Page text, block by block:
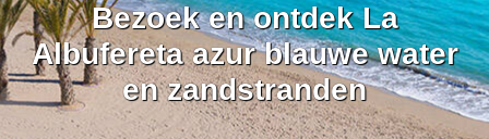
Bezoek en ontdek La
Albufereta azur blauwe water
en zandstranden